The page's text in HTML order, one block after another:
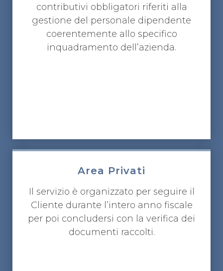
contributivi obbligatori riferiti alla
gestione del personale dipendente
coerentemente allo specifico
inquadramento dell’azienda.
Area Privati
Il servizio è organizzato per seguire il
Cliente durante l’intero anno fiscale
per poi concludersi con la verifica dei
documenti raccolti.